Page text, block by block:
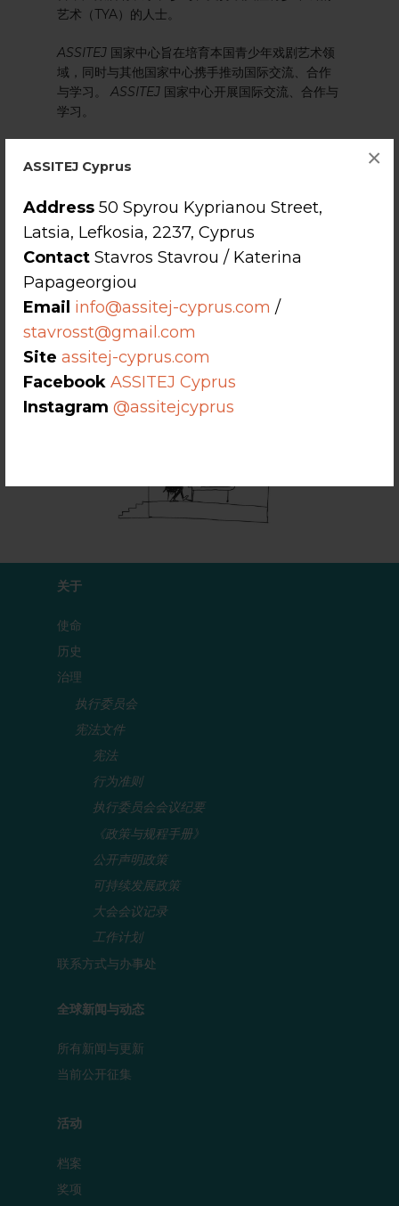
ASSITEJ Cyprus
Address 50 Spyrou Kyprianou Street,
Latsia, Lefkosia, 2237, Cyprus
Contact Stavros Stavrou / Katerina
Papageorgiou
Email info@assitej-cyprus.com /
stavrosst@gmail.com
Site assitej-cyprus.com
Facebook ASSITEJ Cyprus
Instagram @assitejcyprus
×
艺术（TYA）的人士。
ASSITEJ 国家中心旨在培育本国青少年戏剧艺术领
域，同时与其他国家中心携手推动国际交流、合作
与学习。ASSITEJ 国家中心开展国际交流、合作与
学习。
心的建立、维护与更新。该工具包旨在指导新建的
运营自查与理念更新的参考依据。
关于
使命
历史
治理
执行委员会
宪法文件
宪法
行为准则
执行委员会会议纪要
《政策与规程手册》
公开声明政策
可持续发展政策
大会会议记录
工作计划
联系方式与办事处
全球新闻与动态
所有新闻与更新
当前公开征集
活动
档案
奖项